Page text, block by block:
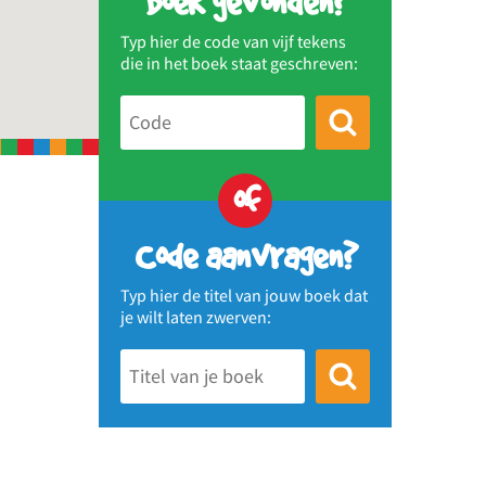
Typ hier de code van vijf tekens
die in het boek staat geschreven:
of
Code aanvragen?
Typ hier de titel van jouw boek dat
je wilt laten zwerven: